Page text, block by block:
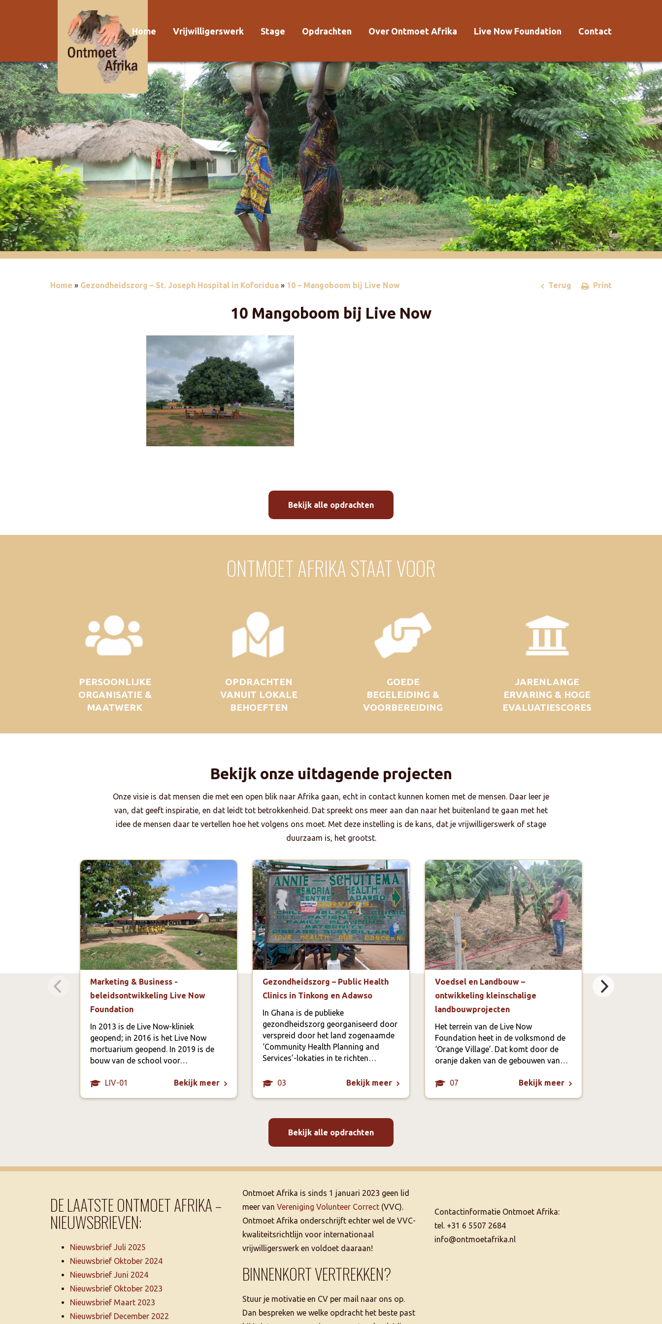
Home Vrijwilligerswerk Stage Opdrachten
Kosten
Over Ontmoet Afrika
Kwaliteitsrichtlijn
Live Now Foundation Contact
Voorwaarden
Home » Gezondheidszorg – St. Joseph Hospital in Koforidua » 10 – Mangoboom bij Live Now Print
Terug
10 Mangoboom bij Live Now
Bekijk alle opdrachten
ONTMOET AFRIKA STAAT VOOR
PERSOONLIJKE
ORGANISATIE &
MAATWERK
OPDRACHTEN
VANUIT LOKALE
BEHOEFTEN
GOEDE
BEGELEIDING &
VOORBEREIDING
JARENLANGE
ERVARING & HOGE
EVALUATIESCORES
Bekijk onze uitdagende projecten
Onze visie is dat mensen die met een open blik naar Afrika gaan, echt in contact kunnen komen met de mensen. Daar leer je
van, dat geeft inspiratie, en dat leidt tot betrokkenheid. Dat spreekt ons meer aan dan naar het buitenland te gaan met het
idee de mensen daar te vertellen hoe het volgens ons moet. Met deze instelling is de kans, dat je vrijwilligerswerk of stage
duurzaam is, het grootst.
Marketing & Business -
beleidsontwikkeling Live Now
Foundation
In 2013 is de Live Now-kliniek
geopend; in 2016 is het Live Now
mortuarium geopend. In 2019 is de
bouw van de school voor…
LIV-01 Bekijk meer
Gezondheidszorg – Public Health
Clinics in Tinkong en Adawso
In Ghana is de publieke
gezondheidszorg georganiseerd door
verspreid door het land zogenaamde
‘Community Health Planning and
Services’-lokaties in te richten…
03 Bekijk meer
Voedsel en Landbouw –
ontwikkeling kleinschalige
landbouwprojecten
Het terrein van de Live Now
Foundation heet in de volksmond de
‘Orange Village’. Dat komt door de
oranje daken van de gebouwen van…
07 Bekijk meer
Bekijk alle opdrachten
DE LAATSTE ONTMOET AFRIKA –
NIEUWSBRIEVEN:
Nieuwsbrief Juli 2025
Nieuwsbrief Oktober 2024
Nieuwsbrief Juni 2024
Nieuwsbrief Oktober 2023
Nieuwsbrief Maart 2023
Nieuwsbrief December 2022
Ontmoet Afrika is sinds 1 januari 2023 geen lid
meer van Vereniging Volunteer Correct (VVC).
Ontmoet Afrika onderschrijft echter wel de VVC-
kwaliteitsrichtlijn voor internationaal
vrijwilligerswerk en voldoet daaraan!
BINNENKORT VERTREKKEN?
Stuur je motivatie en CV per mail naar ons op.
Dan bespreken we welke opdracht het beste past
Contactinformatie Ontmoet Afrika:
tel. +31 6 5507 2684
info@ontmoetafrika.nl